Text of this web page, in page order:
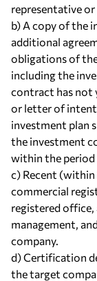
representative
b) A copy of the
additional
obligations of
including the
contract has not
or letter of
investment plan
the investment
within the
c) Recent
commercial
registered
management,
company.
d) Certification
the target